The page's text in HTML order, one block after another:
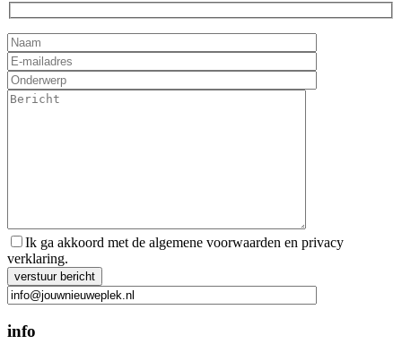
Ik ga akkoord met de algemene voorwaarden en privacy
verklaring.
Gelieve dit veld leeg te laten.
info